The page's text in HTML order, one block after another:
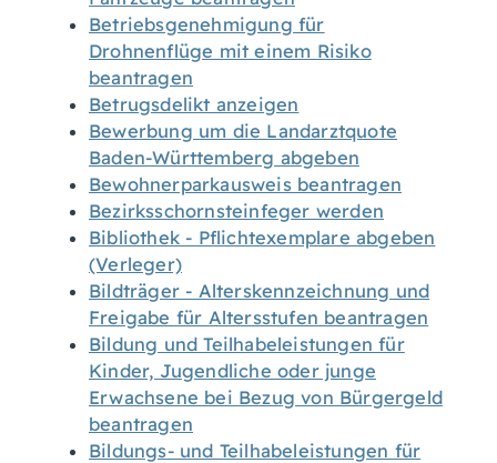
Betriebsgenehmigung für
Drohnenflüge mit einem Risiko
beantragen
Betrugsdelikt anzeigen
Bewerbung um die Landarztquote
Baden-Württemberg abgeben
Bewohnerparkausweis beantragen
Bezirksschornsteinfeger werden
Bibliothek - Pflichtexemplare abgeben
(Verleger)
Bildträger - Alterskennzeichnung und
Freigabe für Altersstufen beantragen
Bildung und Teilhabeleistungen für
Kinder, Jugendliche oder junge
Erwachsene bei Bezug von Bürgergeld
beantragen
Bildungs- und Teilhabeleistungen für